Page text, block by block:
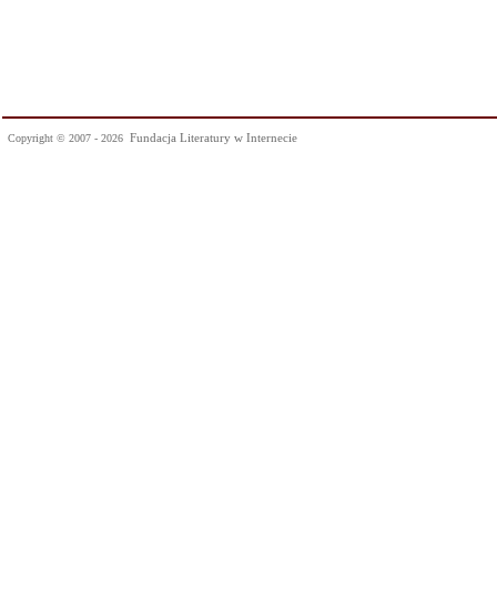
Copyright © 2007 - 2026 Fundacja Literatury w Internecie